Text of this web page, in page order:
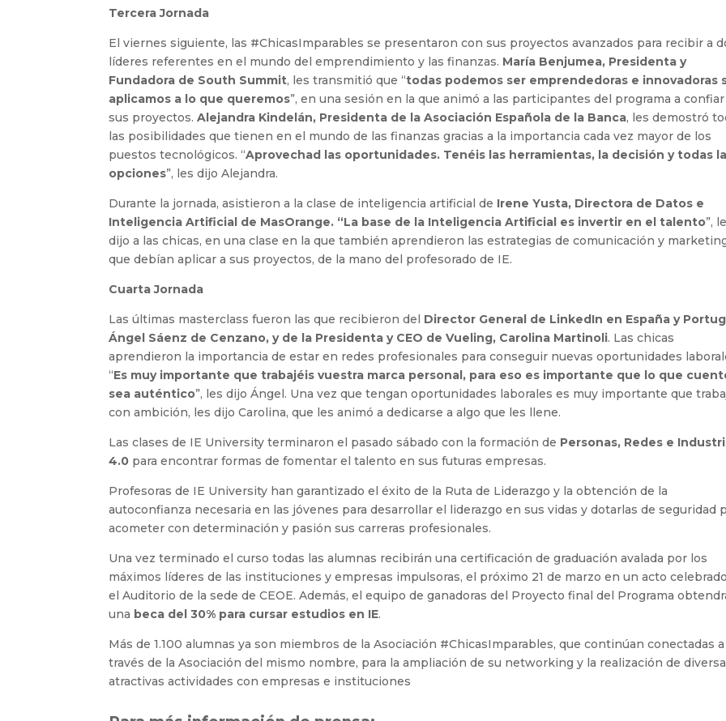
Tercera Jornada
El viernes siguiente, las #ChicasImparables se presentaron con sus proyectos avanzados para recibir a
líderes referentes en el mundo del emprendimiento y las finanzas. María Benjumea, Presidenta y
Fundadora de South Summit, les transmitió que “todas podemos ser emprendedoras e innovadoras
aplicamos a lo que queremos”, en una sesión en la que animó a las participantes del programa a
sus proyectos.Alejandra Kindelán, Presidenta de la Asociación Española de la Banca, les demostró
las posibilidades que tienen en el mundo de las finanzas gracias a la importancia cada vez mayor de los
puestos tecnológicos. “Aprovechad las oportunidades. Tenéis las herramientas, la decisión y todas
opciones”, les dijo Alejandra.
Durante la jornada, asistieron a la clase de inteligencia artificial de Irene Yusta, Directora de Datos e
Inteligencia Artificial de MasOrange. “La base de la Inteligencia Artificial es invertir en el talento”,
dijo a las chicas, en una clase en la que también aprendieron las estrategias de comunicación y
que debían aplicar a sus proyectos, de la mano del profesorado de IE.
Cuarta Jornada
Las últimas masterclass fueron las que recibieron del Director General de LinkedIn en España y
Ángel Sáenz de Cenzano, y de la Presidenta y CEO de Vueling, Carolina Martinoli. Las chicas
aprendieron la importancia de estar en redes profesionales para conseguir nuevas oportunidades
“Es muy importante que trabajéis vuestra marca personal, para eso es importante que lo que
sea auténtico”, les dijo Ángel. Una vez que tengan oportunidades laborales es muy importante que
con ambición, les dijo Carolina, que les animó a dedicarse a algo que les llene.
Las clases de IE University terminaron el pasado sábado con la formación de Personas, Redes e
4.0 para encontrar formas de fomentar el talento en sus futuras empresas.
Profesoras de IE University han garantizado el éxito de la Ruta de Liderazgo y la obtención de la
autoconfianza necesaria en las jóvenes para desarrollar el liderazgo en sus vidas y dotarlas de seguridad
acometer con determinación y pasión sus carreras profesionales.
Una vez terminado el curso todas las alumnas recibirán una certificación de graduación avalada por los
máximos líderes de las instituciones y empresas impulsoras, el próximo 21 de marzo en un acto
el Auditorio de la sede de CEOE. Además, el equipo de ganadoras del Proyecto final del Programa
una beca del 30% para cursar estudios en IE.
Más de 1.100 alumnas ya son miembros de la Asociación #ChicasImparables, que continúan conectadas a
través de la Asociación del mismo nombre, para la ampliación de su networking y la realización de
atractivas actividades con empresas e instituciones